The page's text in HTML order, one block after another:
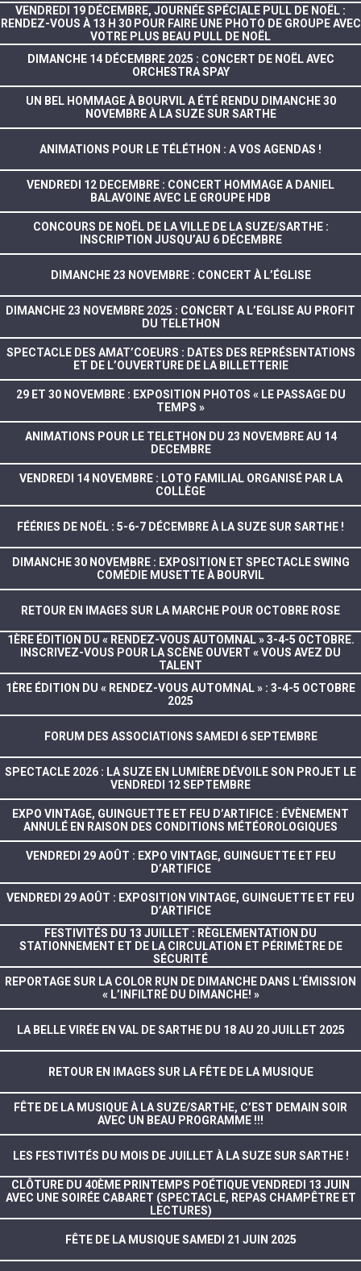
VENDREDI 19 DÉCEMBRE, JOURNÉE SPÉCIALE PULL DE NOËL :
RENDEZ-VOUS À 13 H 30 POUR FAIRE UNE PHOTO DE GROUPE AVEC
VOTRE PLUS BEAU PULL DE NOËL
DIMANCHE 14 DÉCEMBRE 2025 : CONCERT DE NOËL AVEC
ORCHESTRA SPAY
UN BEL HOMMAGE À BOURVIL A ÉTÉ RENDU DIMANCHE 30
NOVEMBRE À LA SUZE SUR SARTHE
ANIMATIONS POUR LE TÉLÉTHON : A VOS AGENDAS !
VENDREDI 12 DECEMBRE : CONCERT HOMMAGE A DANIEL
BALAVOINE AVEC LE GROUPE HDB
CONCOURS DE NOËL DE LA VILLE DE LA SUZE/SARTHE :
INSCRIPTION JUSQU’AU 6 DÉCEMBRE
DIMANCHE 23 NOVEMBRE : CONCERT À L’ÉGLISE
DIMANCHE 23 NOVEMBRE 2025 : CONCERT A L’EGLISE AU PROFIT
DU TELETHON
SPECTACLE DES AMAT’COEURS : DATES DES REPRÉSENTATIONS
ET DE L’OUVERTURE DE LA BILLETTERIE
29 ET 30 NOVEMBRE : EXPOSITION PHOTOS « LE PASSAGE DU
TEMPS »
ANIMATIONS POUR LE TELETHON DU 23 NOVEMBRE AU 14
DECEMBRE
VENDREDI 14 NOVEMBRE : LOTO FAMILIAL ORGANISÉ PAR LA
COLLÈGE
FÉÉRIES DE NOËL : 5-6-7 DÉCEMBRE À LA SUZE SUR SARTHE !
DIMANCHE 30 NOVEMBRE : EXPOSITION ET SPECTACLE SWING
COMÉDIE MUSETTE À BOURVIL
RETOUR EN IMAGES SUR LA MARCHE POUR OCTOBRE ROSE
1ÈRE ÉDITION DU « RENDEZ-VOUS AUTOMNAL » 3-4-5 OCTOBRE.
INSCRIVEZ-VOUS POUR LA SCÈNE OUVERT « VOUS AVEZ DU
TALENT
1ÈRE ÉDITION DU « RENDEZ-VOUS AUTOMNAL » : 3-4-5 OCTOBRE
2025
FORUM DES ASSOCIATIONS SAMEDI 6 SEPTEMBRE
SPECTACLE 2026 : LA SUZE EN LUMIÈRE DÉVOILE SON PROJET LE
VENDREDI 12 SEPTEMBRE
EXPO VINTAGE, GUINGUETTE ET FEU D’ARTIFICE : ÉVÈNEMENT
ANNULÉ EN RAISON DES CONDITIONS MÉTÉOROLOGIQUES
VENDREDI 29 AOÛT : EXPO VINTAGE, GUINGUETTE ET FEU
D’ARTIFICE
VENDREDI 29 AOÛT : EXPOSITION VINTAGE, GUINGUETTE ET FEU
D’ARTIFICE
FESTIVITÉS DU 13 JUILLET : RÈGLEMENTATION DU
STATIONNEMENT ET DE LA CIRCULATION ET PÉRIMÈTRE DE
SÉCURITÉ
REPORTAGE SUR LA COLOR RUN DE DIMANCHE DANS L’ÉMISSION
« L’INFILTRÉ DU DIMANCHE! »
LA BELLE VIRÉE EN VAL DE SARTHE DU 18 AU 20 JUILLET 2025
RETOUR EN IMAGES SUR LA FÊTE DE LA MUSIQUE
FÊTE DE LA MUSIQUE À LA SUZE/SARTHE, C’EST DEMAIN SOIR
AVEC UN BEAU PROGRAMME !!!
LES FESTIVITÉS DU MOIS DE JUILLET À LA SUZE SUR SARTHE !
CLÔTURE DU 40ÈME PRINTEMPS POÉTIQUE VENDREDI 13 JUIN
AVEC UNE SOIRÉE CABARET (SPECTACLE, REPAS CHAMPÊTRE ET
LECTURES)
FÊTE DE LA MUSIQUE SAMEDI 21 JUIN 2025